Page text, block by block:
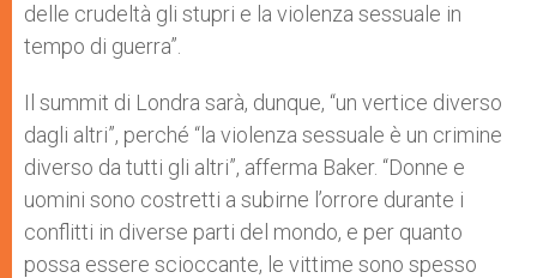
delle crudeltà gli stupri e la violenza sessuale in
tempo di guerra”.
Il summit di Londra sarà, dunque, “un vertice diverso
dagli altri”, perché “la violenza sessuale è un crimine
diverso da tutti gli altri”, afferma Baker. “Donne e
uomini sono costretti a subirne l’orrore durante i
conflitti in diverse parti del mondo, e per quanto
possa essere scioccante, le vittime sono spesso